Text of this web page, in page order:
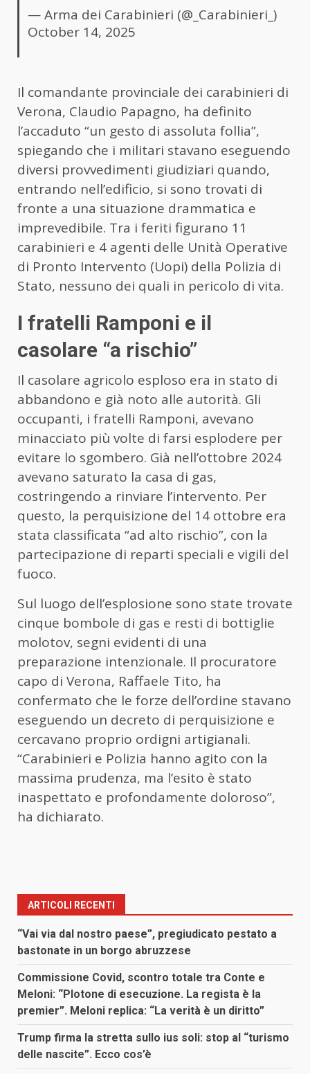
— Arma dei Carabinieri (@_Carabinieri_)
October 14, 2025
Il comandante provinciale dei carabinieri di
Verona, Claudio Papagno, ha definito
l’accaduto “un gesto di assoluta follia”,
spiegando che i militari stavano eseguendo
diversi provvedimenti giudiziari quando,
entrando nell’edificio, si sono trovati di
fronte a una situazione drammatica e
imprevedibile. Tra i feriti figurano 11
carabinieri e 4 agenti delle Unità Operative
di Pronto Intervento (Uopi) della Polizia di
Stato, nessuno dei quali in pericolo di vita.
I fratelli Ramponi e il
casolare “a rischio”
Il casolare agricolo esploso era in stato di
abbandono e già noto alle autorità. Gli
occupanti, i fratelli Ramponi, avevano
minacciato più volte di farsi esplodere per
evitare lo sgombero. Già nell’ottobre 2024
avevano saturato la casa di gas,
costringendo a rinviare l’intervento. Per
questo, la perquisizione del 14 ottobre era
stata classificata “ad alto rischio”, con la
partecipazione di reparti speciali e vigili del
fuoco.
Sul luogo dell’esplosione sono state trovate
cinque bombole di gas e resti di bottiglie
molotov, segni evidenti di una
preparazione intenzionale. Il procuratore
capo di Verona, Raffaele Tito, ha
confermato che le forze dell’ordine stavano
eseguendo un decreto di perquisizione e
cercavano proprio ordigni artigianali.
“Carabinieri e Polizia hanno agito con la
massima prudenza, ma l’esito è stato
inaspettato e profondamente doloroso”,
ha dichiarato.
ARTICOLI RECENTI
“Vai via dal nostro paese”, pregiudicato pestato a
bastonate in un borgo abruzzese
Commissione Covid, scontro totale tra Conte e
Meloni: “Plotone di esecuzione. La regista è la
premier”. Meloni replica: “La verità è un diritto”
Trump firma la stretta sullo ius soli: stop al “turismo
delle nascite”. Ecco cos’è